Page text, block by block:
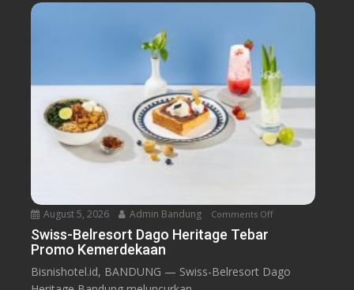
August 5, 2026 Admin Bandung Comments Offo
Swiss-Belresort Dago Heritage Tebar
Promo Kemerdekaan
Bisnishotel.id, BANDUNG — Swiss-Belresort Dago